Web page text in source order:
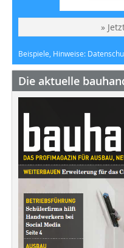
»
Beispiele, Hinweise:
Die aktuelle